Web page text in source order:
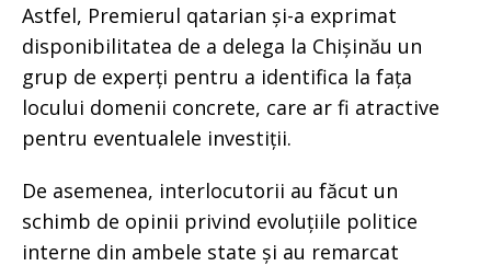
Astfel, Premierul qatarian și-a exprimat
disponibilitatea de a delega la Chișinău un
grup de experți pentru a identifica la fața
locului domenii concrete, care ar fi atractive
pentru eventualele investiții.
De asemenea, interlocutorii au făcut un
schimb de opinii privind evoluțiile politice
interne din ambele state și au remarcat